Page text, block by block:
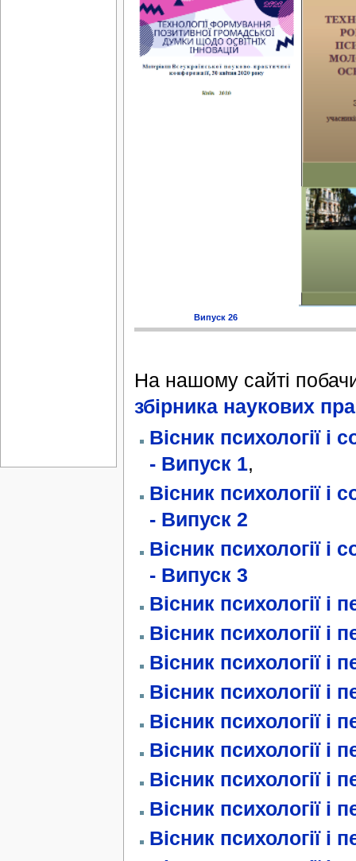
Випуск 26
На нашому сайті
збірника наукових
Вісник психології і
- Випуск 1,
Вісник психології і
- Випуск 2
Вісник психології і
- Випуск 3
Вісник психології і
Вісник психології і
Вісник психології і
Вісник психології і
Вісник психології і
Вісник психології і
Вісник психології і
Вісник психології і
Вісник психології і